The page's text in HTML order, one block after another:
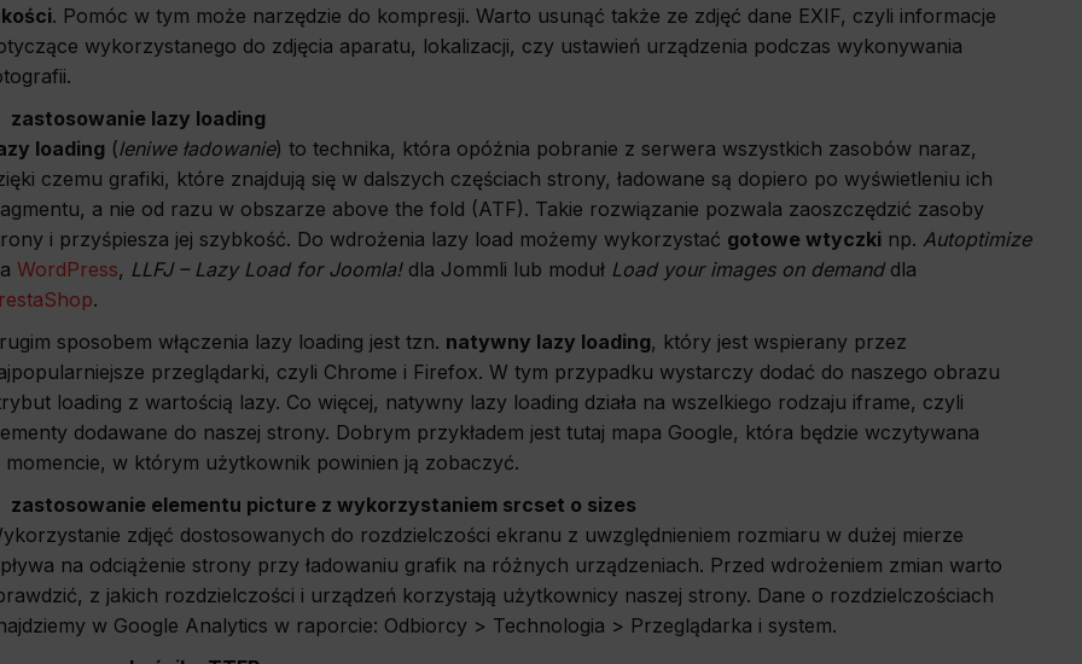
. Pomóc w tym może narzędzie do kompresji. Warto usunąć także ze zdjęć dane EXIF, czyli informacje
wykorzystanego do zdjęcia aparatu, lokalizacji, czy ustawień urządzenia podczas wykonywania
zastosowanie lazy loading
loading (leniwe ładowanie) to technika, która opóźnia pobranie z serwera wszystkich zasobów naraz,
czemu grafiki, które znajdują się w dalszych częściach strony, ładowane są dopiero po wyświetleniu ich
a nie od razu w obszarze above the fold (ATF). Takie rozwiązanie pozwala zaoszczędzić zasoby
i przyśpiesza jej szybkość. Do wdrożenia lazy load możemy wykorzystać gotowe wtyczki np. Autoptimize
WordPress, LLFJ – Lazy Load for Joomla!dla Jommli lub moduł Load your images on demanddla
.
sposobem włączenia lazy loading jest tzn. natywny lazy loading, który jest wspierany przez
przeglądarki, czyli Chrome i Firefox. W tym przypadku wystarczy dodać do naszego obrazu
loading z wartością lazy. Co więcej, natywny lazy loading działa na wszelkiego rodzaju iframe, czyli
dodawane do naszej strony. Dobrym przykładem jest tutaj mapa Google, która będzie wczytywana
momencie, w którym użytkownik powinien ją zobaczyć.
zastosowanie elementu picture z wykorzystaniem srcset o sizes
zdjęć dostosowanych do rozdzielczości ekranu z uwzględnieniem rozmiaru w dużej mierze
na odciążenie strony przy ładowaniu grafik na różnych urządzeniach. Przed wdrożeniem zmian warto
z jakich rozdzielczości i urządzeń korzystają użytkownicy naszej strony. Dane o rozdzielczościach
w Google Analytics w raporcie: Odbiorcy > Technologia > Przeglądarka i system.